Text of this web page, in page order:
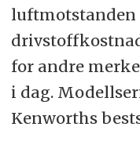
luftmotstanden
for andre
i dag.
Kenworths